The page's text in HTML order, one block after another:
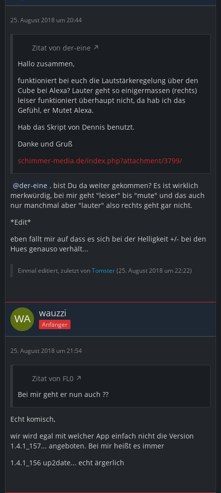
25. August 2018 um 20:44
Zitat von der-eine
Hallo zusammen,
funktioniert bei euch die Lautstärkeregelung über den
Cube bei Alexa? Lauter geht so einigermassen (rechts)
leiser funktioniert überhaupt nicht, da hab ich das
Gefühl, er Mutet Alexa.
Hab das Skript von Dennis benutzt.
Danke und Gruß
schimmer-media.de/index.php?attachment/3799/
der-eine , bist Du da weiter gekommen? Es ist wirklich
merkwürdig, bei mir geht "leiser" bis "mute" und das auch
nur manchmal aber "lauter" also rechts geht gar nicht.
*Edit*
eben fällt mir auf dass es sich bei der Helligkeit +/- bei den
Hues genauso verhält...
Einmal editiert, zuletzt vonTomster(25. August 2018 um 22:22)
wauzzi
Anfänger
25. August 2018 um 21:54
Zitat von FL0
Bei mir geht er nun auch ??
Echt komisch,
wir wird egal mit welcher App einfach nicht die Version
1.4.1_157... angeboten. Bei mir heißt es immer
1.4.1_156 up2date... echt ärgerlich